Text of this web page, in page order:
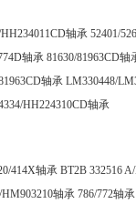
轴承 52401/
轴承 81630/81963CD轴
轴承 LM330448/
HH224310CD轴承
414X轴承 BT2B 332516
轴承 786/772轴承